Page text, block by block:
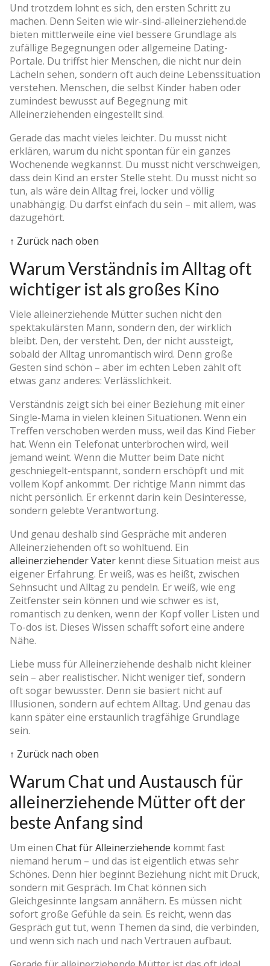
Und trotzdem lohnt es sich, den ersten Schritt zu
machen. Denn Seiten wie wir-sind-alleinerziehend.de
bieten mittlerweile eine viel bessere Grundlage als
zufällige Begegnungen oder allgemeine Dating-
Portale. Du triffst hier Menschen, die nicht nur dein
Lächeln sehen, sondern oft auch deine Lebenssituation
verstehen. Menschen, die selbst Kinder haben oder
zumindest bewusst auf Begegnung mit
Alleinerziehenden eingestellt sind.
Gerade das macht vieles leichter. Du musst nicht
erklären, warum du nicht spontan für ein ganzes
Wochenende wegkannst. Du musst nicht verschweigen,
dass dein Kind an erster Stelle steht. Du musst nicht so
tun, als wäre dein Alltag frei, locker und völlig
unabhängig. Du darfst einfach du sein – mit allem, was
dazugehört.
↑ Zurück nach oben
Warum Verständnis im Alltag oft
wichtiger ist als großes Kino
Viele alleinerziehende Mütter suchen nicht den
spektakulärsten Mann, sondern den, der wirklich
bleibt. Den, der versteht. Den, der nicht aussteigt,
sobald der Alltag unromantisch wird. Denn große
Gesten sind schön – aber im echten Leben zählt oft
etwas ganz anderes: Verlässlichkeit.
Verständnis zeigt sich bei einer Beziehung mit einer
Single-Mama in vielen kleinen Situationen. Wenn ein
Treffen verschoben werden muss, weil das Kind Fieber
hat. Wenn ein Telefonat unterbrochen wird, weil
jemand weint. Wenn die Mutter beim Date nicht
geschniegelt-entspannt, sondern erschöpft und mit
vollem Kopf ankommt. Der richtige Mann nimmt das
nicht persönlich. Er erkennt darin kein Desinteresse,
sondern gelebte Verantwortung.
Und genau deshalb sind Gespräche mit anderen
Alleinerziehenden oft so wohltuend. Ein
alleinerziehender Vater kennt diese Situation meist aus
eigener Erfahrung. Er weiß, was es heißt, zwischen
Sehnsucht und Alltag zu pendeln. Er weiß, wie eng
Zeitfenster sein können und wie schwer es ist,
romantisch zu denken, wenn der Kopf voller Listen und
To-dos ist. Dieses Wissen schafft sofort eine andere
Nähe.
Liebe muss für Alleinerziehende deshalb nicht kleiner
sein – aber realistischer. Nicht weniger tief, sondern
oft sogar bewusster. Denn sie basiert nicht auf
Illusionen, sondern auf echtem Alltag. Und genau das
kann später eine erstaunlich tragfähige Grundlage
sein.
↑ Zurück nach oben
Warum Chat und Austausch für
alleinerziehende Mütter oft der
beste Anfang sind
Um einen Chat für Alleinerziehende kommt fast
niemand herum – und das ist eigentlich etwas sehr
Schönes. Denn hier beginnt Beziehung nicht mit Druck,
sondern mit Gespräch. Im Chat können sich
Gleichgesinnte langsam annähern. Es müssen nicht
sofort große Gefühle da sein. Es reicht, wenn das
Gespräch gut tut, wenn Themen da sind, die verbinden,
und wenn sich nach und nach Vertrauen aufbaut.